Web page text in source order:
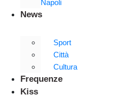
Napoli
News
Sport
Città
Cultura
Frequenze
Kiss